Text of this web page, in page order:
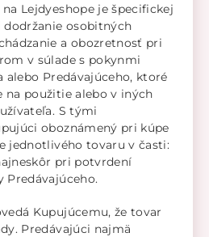
Lejdyeshope je špecifickej
dodržanie osobitných
a obozretnosť pri
v súlade s pokynmi
Predávajúceho, ktoré
na použitie alebo v iných
S tými
oboznámený pri kúpe
jednotlivého tovaru v časti:
pri potvrdení
Predávajúceho.
Kupujúcemu, že tovar
Predávajúci najmä